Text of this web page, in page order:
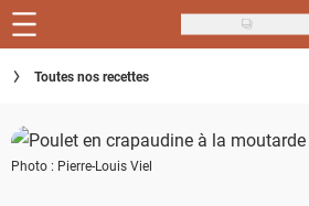
Skip
to
main
Recettes
Inspirations
Conseils
Toutes nos recettes
Photo : Pierre-Louis Viel